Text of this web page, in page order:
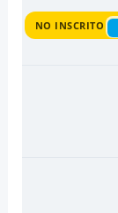
NO INSCRITO